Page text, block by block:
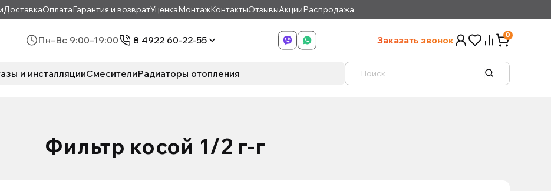
ДоставкаОплатаГарантия и возвратУценкаМонтажКонтактыОтзывыАкцииРаспродажа
Пн–Вс 9:00–19:00 8 4922 60-22-55 Заказать звонок 0
и инсталляцииСмесителиРадиаторы отопления
Фильтр косой 1/2 г-г